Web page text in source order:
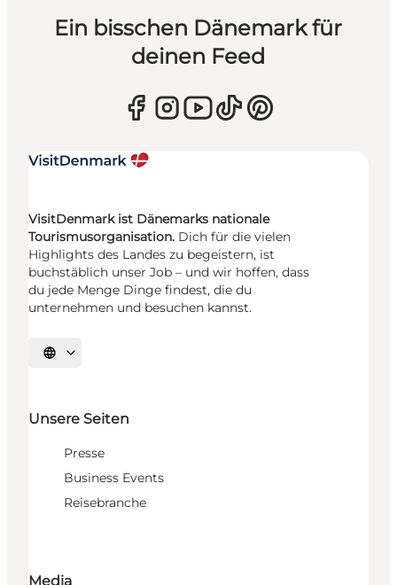
Ein bisschen Dänemark für
deinen Feed
VisitDenmark ist Dänemarks nationale
Tourismusorganisation. Dich für die vielen
Highlights des Landes zu begeistern, ist
buchstäblich unser Job – und wir hoffen, dass
du jede Menge Dinge findest, die du
unternehmen und besuchen kannst.
Sprache auswählen
Unsere Seiten
Presse
Business Events
Reisebranche
Media